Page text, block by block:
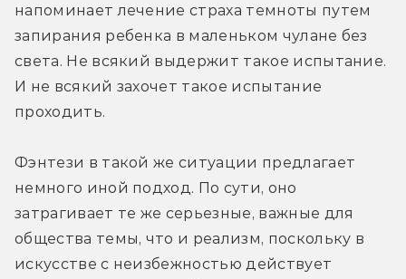
напоминает лечение страха темноты путем
запирания ребенка в маленьком чулане без
света. Не всякий выдержит такое испытание.
И не всякий захочет такое испытание
проходить.
Фэнтези в такой же ситуации предлагает
немного иной подход. По сути, оно
затрагивает те же серьезные, важные для
общества темы, что и реализм, поскольку в
искусстве с неизбежностью действует